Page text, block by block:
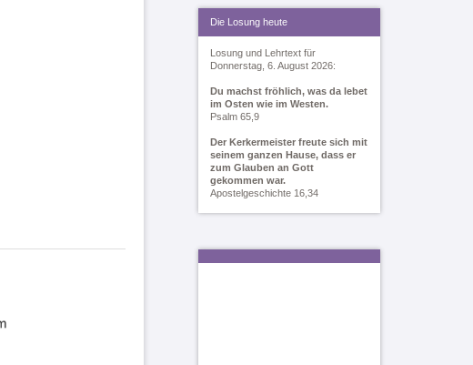
Die Losung heute
Losung und Lehrtext für
Donnerstag, 6. August 2026:
Du machst fröhlich, was da lebet
im Osten wie im Westen.
Psalm 65,9
Der Kerkermeister freute sich mit
seinem ganzen Hause, dass er
zum Glauben an Gott
gekommen war.
Apostelgeschichte 16,34